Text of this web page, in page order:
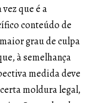
que é a
conteúdo de
grau de culpa
à semelhança
medida deve
moldura legal,